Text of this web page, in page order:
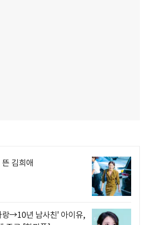
김희애
랑→10년 남사친' 아이유,